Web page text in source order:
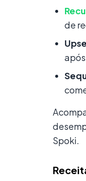
de
Spoki.